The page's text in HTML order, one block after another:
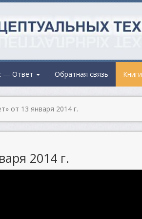
— Ответ Обратная связь Книги
от 13 января 2014 г.
2014 г.